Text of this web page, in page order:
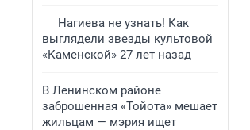
Нагиева не узнать! Как
выглядели звезды культовой
«Каменской» 27 лет назад
В Ленинском районе
заброшенная «Тойота» мешает
жильцам — мэрия ищет